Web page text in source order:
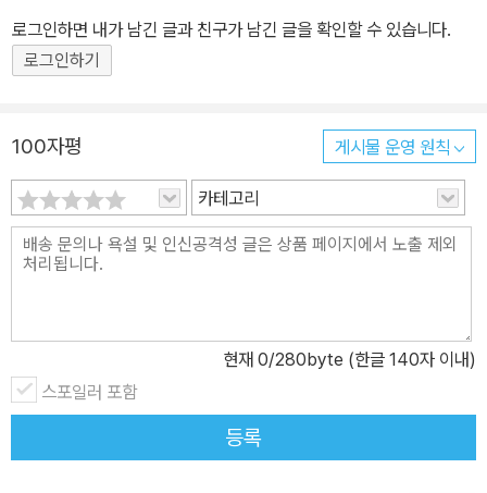
로그인하면 내가 남긴 글과 친구가 남긴 글을 확인할 수 있습니다.
로그인하기
100자평 게시물 운영 원칙
카테고리
현재 0/280byte (한글 140자 이내)
스포일러 포함
등록